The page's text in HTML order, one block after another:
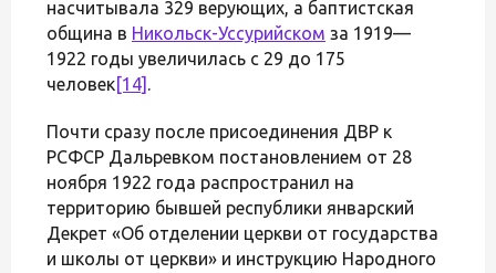
насчитывала 329 верующих, а баптистская
община в Никольск-Уссурийском за 1919—
1922 годы увеличилась с 29 до 175
человек[14] .
Почти сразу после присоединения ДВР к
РСФСР Дальревком постановлением от 28
ноября 1922 года распространил на
территорию бывшей республики январский
Декрет «Об отделении церкви от государства
и школы от церкви» и инструкцию Народного